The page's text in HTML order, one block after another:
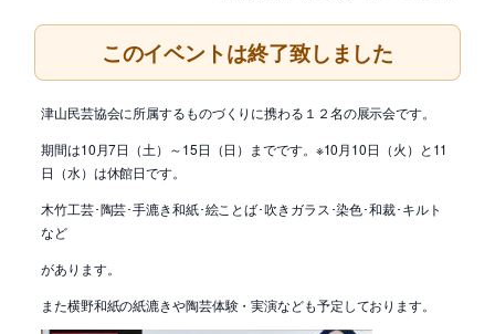
このイベントは終了致しました
津山民芸協会に所属するものづくりに携わる１２名の展示会です。
期間は10月7日（土）～15日（日）までです。※10月10日（火）と11
日（水）は休館日です。
木竹工芸･陶芸･手漉き和紙･絵ことば･吹きガラス･染色･和裁･キルト
など
があります。
また横野和紙の紙漉きや陶芸体験・実演なども予定しております。